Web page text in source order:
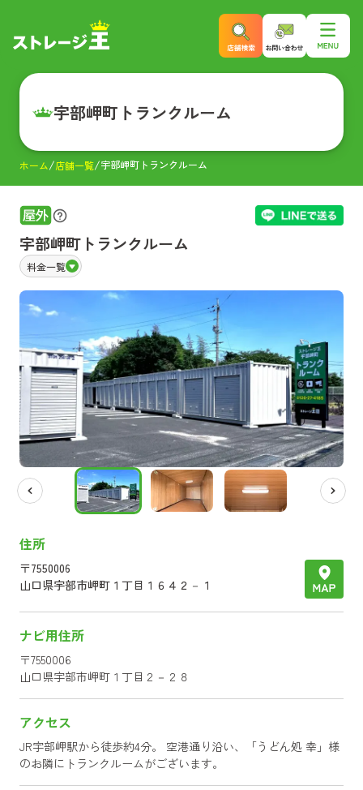
宇部岬町トランクルーム
ホーム 店舗一覧 宇部岬町トランクルーム
宇部岬町トランクルーム
料金一覧
住所
〒7550006
山口県宇部市岬町１丁目１６４２－１
ナビ用住所
〒7550006
山口県宇部市岬町１丁目２－２８
アクセス
JR宇部岬駅から徒歩約4分。 空港通り沿い、「うどん処 幸」様
のお隣にトランクルームがございます。